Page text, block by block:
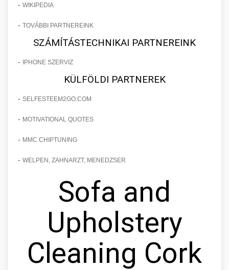
- WIKIPEDIA
- TOVÁBBI PARTNEREINK
SZÁMÍTÁSTECHNIKAI PARTNEREINK
- IPHONE SZERVIZ
KÜLFÖLDI PARTNEREK
- SELFESTEEM2GO.COM
- MOTIVATIONAL QUOTES
- MMC CHIPTUNING
- WELPEN, ZAHNARZT, MENEDZSER
Sofa and
Upholstery
Cleaning Cork